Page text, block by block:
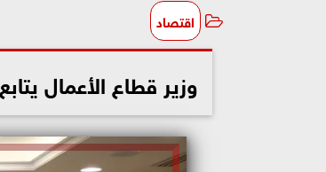
اقتصاد
وزير قطاع الأعمال